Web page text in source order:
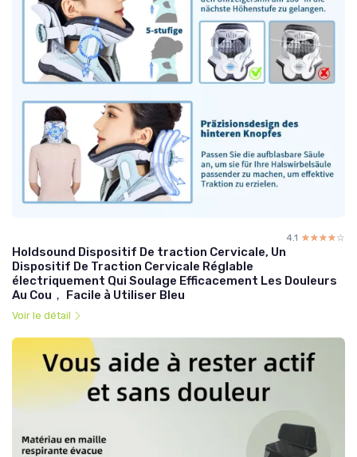
4.1 ☆☆☆☆☆
★★★★★
Holdsound Dispositif De traction Cervicale, Un
Dispositif De Traction Cervicale Réglable
électriquement Qui Soulage Efficacement Les Douleurs
Au Cou， Facile à Utiliser Bleu
Voir le détail